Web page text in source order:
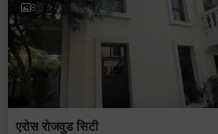
8
एरोस रोजवुड सिटी